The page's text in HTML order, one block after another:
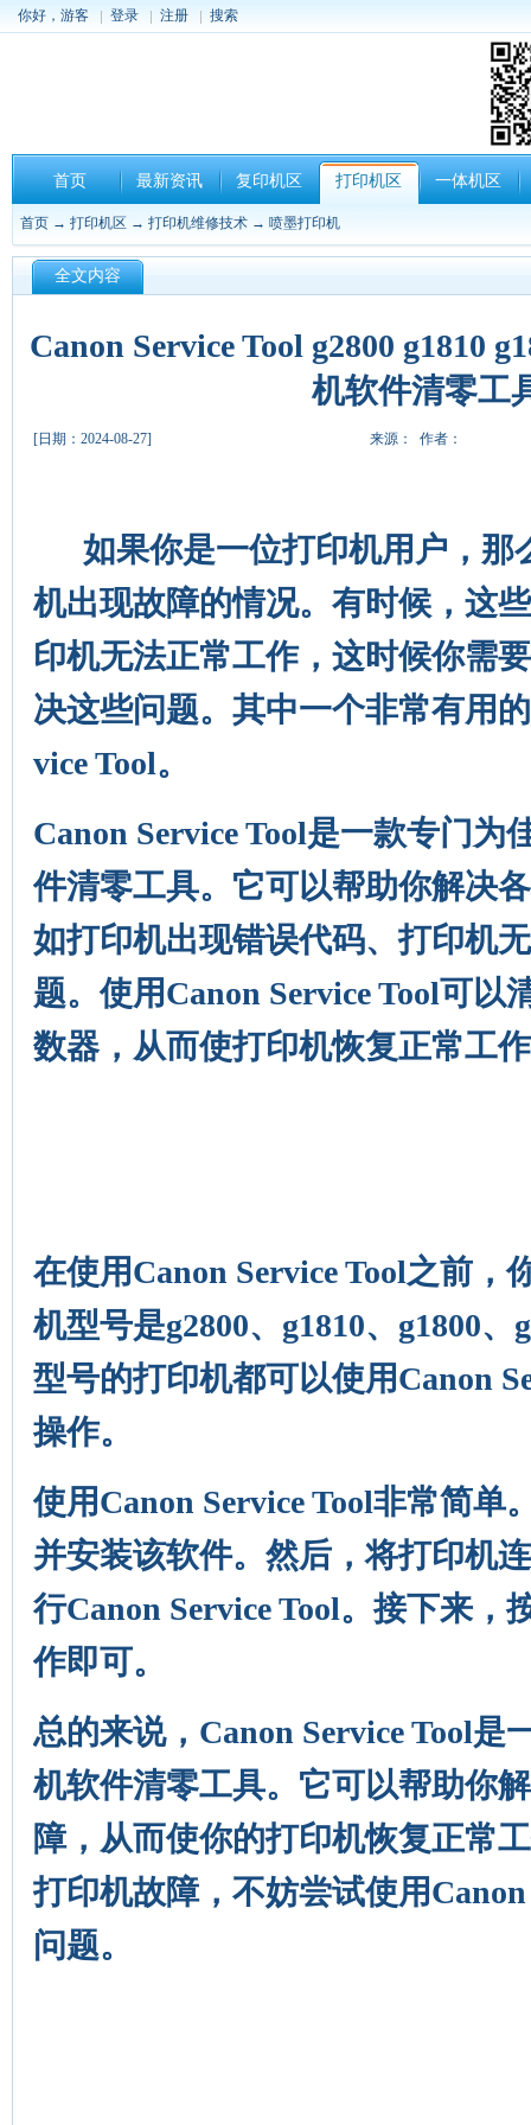
你好，游客 登录 注册 搜索
首页 最新资讯 复印机区 打印机区 一体机区
首页 → 打印机区 → 打印机维修技术 → 喷墨打印机
全文内容
Canon Service Tool g2800 g1810
机软件清零工
[日期：2024-08-27] 来源： 作者：
如果你是一位打印机用户，那
机出现故障的情况。有时候，这
印机无法正常工作，这时候你需
决这些问题。其中一个非常有用
vice Tool。
Canon Service Tool是一款专门为
件清零工具。它可以帮助你解决
如打印机出现错误代码、打印机
题。使用Canon Service Tool可以
数器，从而使打印机恢复正常工
在使用Canon Service Tool之前，
机型号是g2800、g1810、g1800、
型号的打印机都可以使用Canon
操作。
使用Canon Service Tool非常简单
并安装该软件。然后，将打印机
行Canon Service Tool。接下来，
作即可。
总的来说，Canon Service Tool是
机软件清零工具。它可以帮助你
障，从而使你的打印机恢复正常
打印机故障，不妨尝试使用
问题。